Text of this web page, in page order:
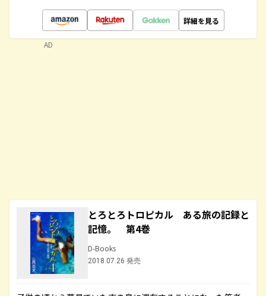
詳細を見る
とろとろトロピカル ある旅の記録と
記憶。 第4巻
D-Books
2018.07.26 発売
AD